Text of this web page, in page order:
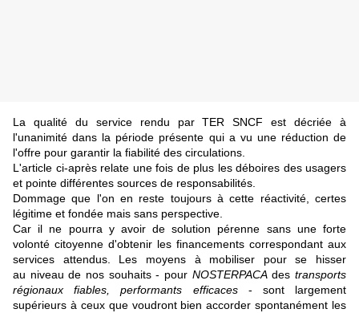
La qualité du service rendu par TER SNCF est décriée à
l'unanimité dans la période présente qui a vu une réduction de
l'offre pour garantir la fiabilité des circulations.
L'article ci-après relate une fois de plus les déboires des usagers
et pointe différentes sources de responsabilités.
Dommage que l'on en reste toujours à cette réactivité, certes
légitime et fondée mais sans perspective.
Car il ne pourra y avoir de solution pérenne sans une forte
volonté citoyenne d'obtenir les financements correspondant aux
services attendus. Les moyens à mobiliser pour se hisser
au niveau de nos souhaits - pour NOSTERPACAdestransports
régionaux fiables, performants efficaces- sont largement
supérieurs à ceux que voudront bien accorder spontanément les